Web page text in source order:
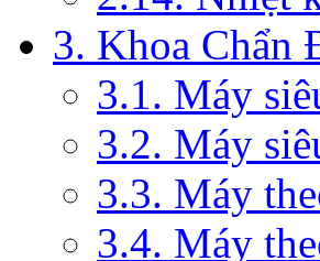
3. Khoa Chẩn
3.1. Máy
3.2. Máy
3.3. Máy
3.4. Máy